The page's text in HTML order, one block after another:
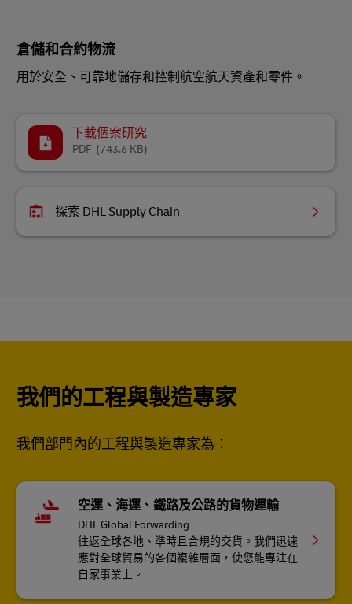
倉儲和合約物流
用於安全、可靠地儲存和控制航空航天資產和零件。
下載個案研究
(743.6 KB)
PDF
探索 DHL Supply Chain
我們的工程與製造專家
我們部門內的工程與製造專家為：
空運、海運、鐵路及公路的貨物運輸
DHL Global Forwarding
往返全球各地、準時且合規的交貨。我們迅速
應對全球貿易的各個複雜層面，使您能專注在
自家事業上。